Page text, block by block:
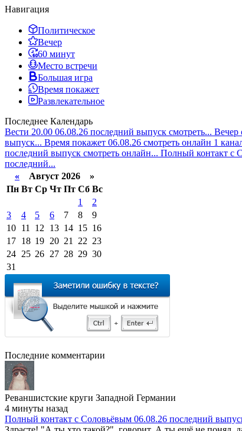
Навигация
Политическое
Вечер
60 минут
Место встречи
Большая игра
Время покажет
Развлекательное
Последнее Календарь
Вести 20.00 06.08.26 последний выпуск смотреть... Вечер
выпуск... Время покажет 06.08.26 смотреть онлайн 1
последний выпуск смотреть онлайн... Полный контакт с
последний...
« Август 2026 »
Пн Вт Ср Чт Пт Сб Вс
1
2
3
4 5 6 7 8
9
10 11 12 13 14 15 16
17 18 19 20 21 22 23
24 25 26 27 28 29 30
31
Последние комментарии
Реваншистские круги Западной Германии
4 минуты назад
Полный контакт с Соловьёвым 06.08.26 последний